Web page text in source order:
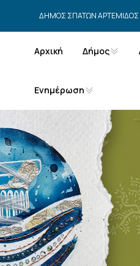
ΔΗΜΟΣ ΣΠΑΤΩΝ ΑΡΤΕΜΙΔΟΣ
Αρχική Δήμος
Ενημέρωση